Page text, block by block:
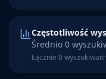
Częstotliwość
Średnio 0
Łącznie 0